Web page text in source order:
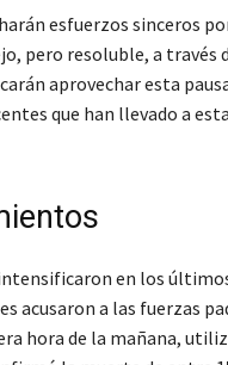
esfuerzos sinceros
pero resoluble, a través
aprovechar esta
que han llevado a
en los
acusaron a las fuerzas
hora de la mañana,